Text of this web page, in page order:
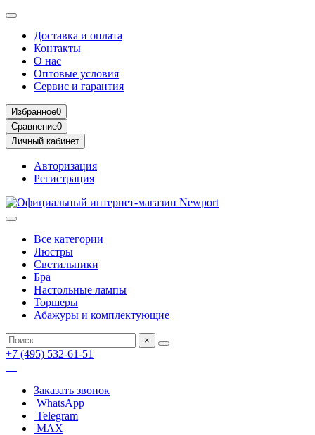
Доставка и оплата
Контакты
О нас
Оптовые условия
Сервис и гарантия
Избранное0
Сравнение0
Личный кабинет
Авторизация
Регистрация
Все категории
Люстры
Светильники
Бра
Настольные лампы
Торшеры
Абажуры и комплектующие
×
+7 (495) 532-61-51
Заказать звонок
WhatsApp
Telegram
MAX